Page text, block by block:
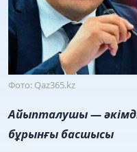
Фото: Qaz365.kz
Айыпталушы —
бұрынғы басшысы